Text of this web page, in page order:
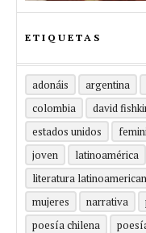
ETIQUETAS
adonáis argentina
colombia
david
estados unidos
joven
latinoamérica
literatura
mujeres
narrativa
poesía chilena